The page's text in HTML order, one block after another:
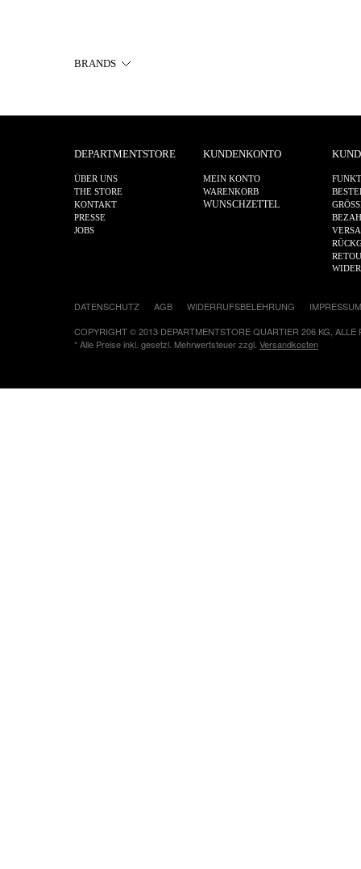
BRANDS
DEPARTMENTSTORE
ÜBER UNS
THE STORE
KONTAKT
PRESSE
JOBS
KUNDENKONTO
MEIN KONTO
WARENKORB
WUNSCHZETTEL
DATENSCHUTZ AGB WIDERRUFSBELEHRUNG
IMPRESSUM
COPYRIGHT © 2013 DEPARTMENTSTORE QUARTIER 206 KG, ALLE
* Alle Preise inkl. gesetzl. Mehrwertsteuer zzgl. Versandkosten